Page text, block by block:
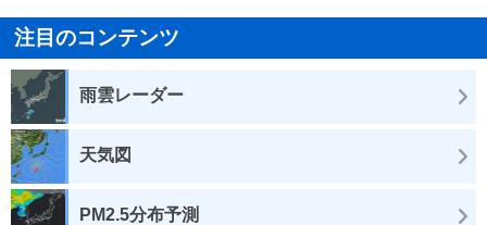
注目のコンテンツ
雨雲レーダー
天気図
PM2.5分布予測